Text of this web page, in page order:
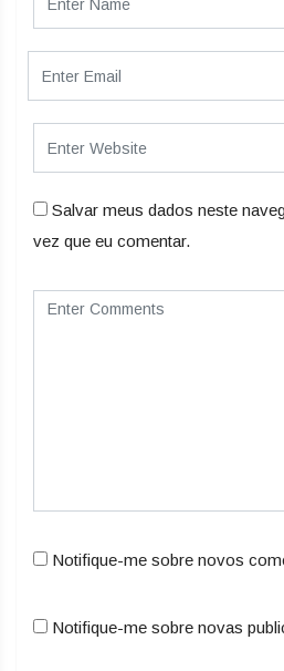
Salvar meus dados neste
vez que eu comentar.
Notifique-me sobre novos
Notifique-me sobre novas